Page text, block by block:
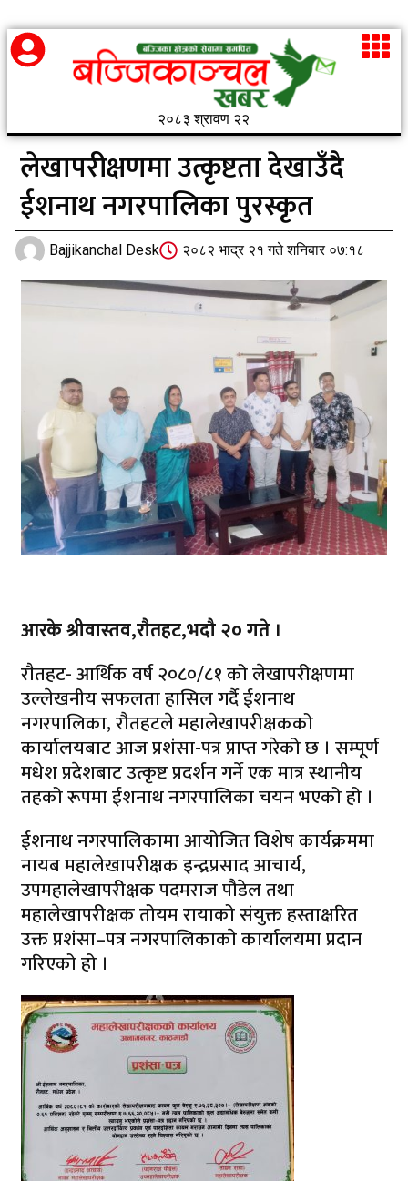
२०८३ श्रावण २२
लेखापरीक्षणमा उत्कृष्टता देखाउँदै
ईशनाथ नगरपालिका पुरस्कृत
Bajjikanchal Desk २०८२ भाद्र २१ गते शनिबार ०७:१८
आरके श्रीवास्तव,राैतहट,भदौ २० गते ।
राैतहट- आर्थिक वर्ष २०८०/८१ को लेखापरीक्षणमा
उल्लेखनीय सफलता हासिल गर्दै ईशनाथ
नगरपालिका, रौतहटले महालेखापरीक्षकको
कार्यालयबाट आज प्रशंसा-पत्र प्राप्त गरेको छ । सम्पूर्ण
मधेश प्रदेशबाट उत्कृष्ट प्रदर्शन गर्ने एक मात्र स्थानीय
तहको रूपमा ईशनाथ नगरपालिका चयन भएको हो ।
ईशनाथ नगरपालिकामा आयोजित विशेष कार्यक्रममा
नायब महालेखापरीक्षक इन्द्रप्रसाद आचार्य,
उपमहालेखापरीक्षक पदमराज पौडेल तथा
महालेखापरीक्षक तोयम रायाको संयुक्त हस्ताक्षरित
उक्त प्रशंसा–पत्र नगरपालिकाकाे कार्यालयमा प्रदान
गरिएको हो ।